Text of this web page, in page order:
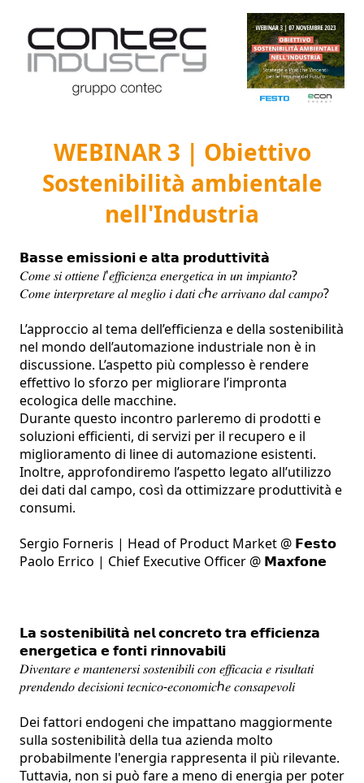
WEBINAR 3 | Obiettivo
Sostenibilità ambientale
nell'Industria
𝗕𝗮𝘀𝘀𝗲 𝗲𝗺𝗶𝘀𝘀𝗶𝗼𝗻𝗶 𝗲 𝗮𝗹𝘁𝗮 𝗽𝗿𝗼𝗱𝘂𝘁𝘁𝗶𝘃𝗶𝘁𝗮̀
𝐶𝑜𝑚𝑒 𝑠𝑖 𝑜𝑡𝑡𝑖𝑒𝑛𝑒 𝑙'𝑒𝑓𝑓𝑖𝑐𝑖𝑒𝑛𝑧𝑎 𝑒𝑛𝑒𝑟𝑔𝑒𝑡𝑖𝑐𝑎 𝑖𝑛 𝑢𝑛 𝑖𝑚𝑝𝑖𝑎𝑛𝑡𝑜?
𝐶𝑜𝑚𝑒 𝑖𝑛𝑡𝑒𝑟𝑝𝑟𝑒𝑡𝑎𝑟𝑒 𝑎𝑙 𝑚𝑒𝑔𝑙𝑖𝑜 𝑖 𝑑𝑎𝑡𝑖 𝑐ℎ𝑒 𝑎𝑟𝑟𝑖𝑣𝑎𝑛𝑜 𝑑𝑎𝑙 𝑐𝑎𝑚𝑝𝑜?
L’approccio al tema dell’efficienza e della sostenibilità
nel mondo dell’automazione industriale non è in
discussione. L’aspetto più complesso è rendere
effettivo lo sforzo per migliorare l’impronta
ecologica delle macchine.
Durante questo incontro parleremo di prodotti e
soluzioni efficienti, di servizi per il recupero e il
miglioramento di linee di automazione esistenti.
Inoltre, approfondiremo l’aspetto legato all’utilizzo
dei dati dal campo, così da ottimizzare produttività e
consumi.
Sergio Forneris | Head of Product Market @ 𝗙𝗲𝘀𝘁𝗼
Paolo Errico | Chief Executive Officer @ 𝗠𝗮𝘅𝗳𝗼𝗻𝗲
𝗟𝗮 𝘀𝗼𝘀𝘁𝗲𝗻𝗶𝗯𝗶𝗹𝗶𝘁𝗮̀ 𝗻𝗲𝗹 𝗰𝗼𝗻𝗰𝗿𝗲𝘁𝗼 𝘁𝗿𝗮 𝗲𝗳𝗳𝗶𝗰𝗶𝗲𝗻𝘇𝗮
𝗲𝗻𝗲𝗿𝗴𝗲𝘁𝗶𝗰𝗮 𝗲 𝗳𝗼𝗻𝘁𝗶 𝗿𝗶𝗻𝗻𝗼𝘃𝗮𝗯𝗶𝗹𝗶
𝐷𝑖𝑣𝑒𝑛𝑡𝑎𝑟𝑒 𝑒 𝑚𝑎𝑛𝑡𝑒𝑛𝑒𝑟𝑠𝑖 𝑠𝑜𝑠𝑡𝑒𝑛𝑖𝑏𝑖𝑙𝑖 𝑐𝑜𝑛 𝑒𝑓𝑓𝑖𝑐𝑎𝑐𝑖𝑎 𝑒 𝑟𝑖𝑠𝑢𝑙𝑡𝑎𝑡𝑖
𝑝𝑟𝑒𝑛𝑑𝑒𝑛𝑑𝑜 𝑑𝑒𝑐𝑖𝑠𝑖𝑜𝑛𝑖 𝑡𝑒𝑐𝑛𝑖𝑐𝑜-𝑒𝑐𝑜𝑛𝑜𝑚𝑖𝑐ℎ𝑒 𝑐𝑜𝑛𝑠𝑎𝑝𝑒𝑣𝑜𝑙𝑖
Dei fattori endogeni che impattano maggiormente
sulla sostenibilità della tua azienda molto
probabilmente l'energia rappresenta il più rilevante.
Tuttavia, non si può fare a meno di energia per poter